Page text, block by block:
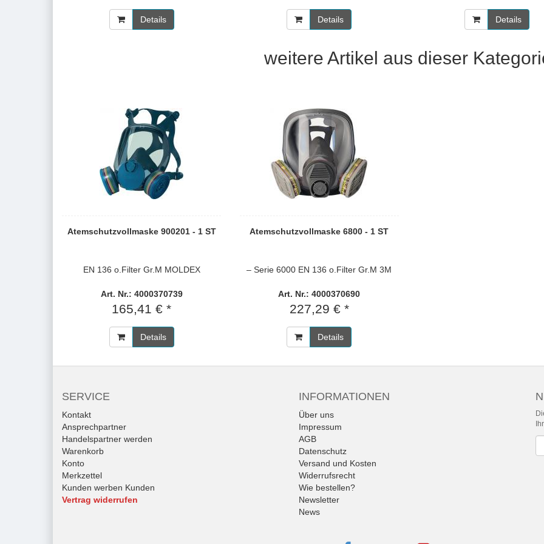
Details Details Details
weitere Artikel aus dieser
Atemschutzvollmaske 900201 - 1 ST
EN 136 o.Filter Gr.M MOLDEX
Art. Nr.: 4000370739
165,41 € *
Details
Atemschutzvollmaske 6800 - 1 ST
– Serie 6000 EN 136 o.Filter Gr.M 3M
Art. Nr.: 4000370690
227,29 € *
Details
SERVICE
Kontakt
Ansprechpartner
Handelspartner werden
Warenkorb
Konto
Merkzettel
Kunden werben Kunden
Vertrag widerrufen
INFORMATIONEN
Über uns
Impressum
AGB
Datenschutz
Versand und Kosten
Widerrufsrecht
Wie bestellen?
Newsletter
News